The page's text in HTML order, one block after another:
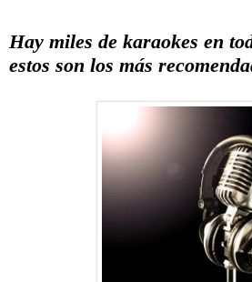
Hay miles de karaokes en
estos son los más